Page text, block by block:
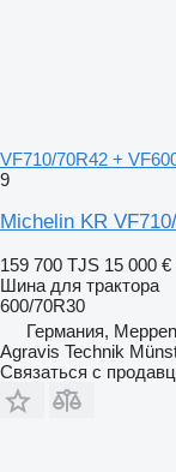
VF710/70R42 +
9
Michelin KR
159 700 TJS 15 000 €
Шина для трактора
600/70R30
Германия, Meppen
Agravis Technik
Связаться с